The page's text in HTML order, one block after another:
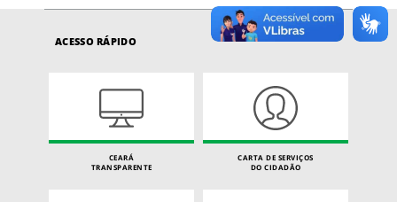
ACESSO RÁPIDO
CEARÁ
TRANSPARENTE
CARTA DE SERVIÇOS
DO CIDADÃO